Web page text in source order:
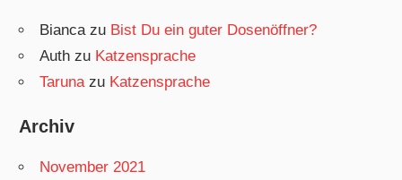
Bianca zu Bist Du ein guter Dosenöffner?
Auth zu Katzensprache
Taruna zu Katzensprache
Archiv
November 2021